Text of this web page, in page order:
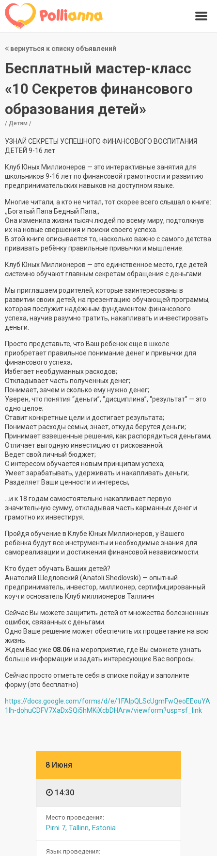
вернуться к списку объявлений
Бесплатный мастер-класс
«10 Секретов финансового
образования детей»
/ Детям /
УЗНАЙ СЕКРЕТЫ УСПЕШНОГО ФИНАНСОВОГО ВОСПИТАНИЯ
ДЕТЕЙ 9-16 лет
Клуб Юных Миллионеров — это интерактивные занятия для
школьников 9-16 лет по финансовой грамотности и развитию
предпринимательских навыков на доступном языке.
Многие читали, а кто не читал, тот скорее всего слышал о книге:
,,Богатый Папа Бедный Папа,,
Она изменила жизни тысяч людей по всему миру, подтолкнув
их на новые свершения и поиски своего успеха.
В этой книге описывается то, насколько важно с самого детства
прививать ребёнку правильные привычки и мышление.
Клуб Юных Миллионеров — это единственное место, где детей
системно обучают главным секретам обращения с деньгами.
Мы приглашаем родителей, которые заинтересованы в
развитии своих детей, на презентацию обучающей программы,
которая послужит надёжным фундаментом финансового
успеха, научив разумно тратить, накапливать и инвестировать
деньги.
Просто представьте, что Ваш ребенок еще в школе
приобретает правильное понимание денег и привычки для
финансового успеха;
Избегает необдуманных расходов;
Откладывает часть полученных денег;
Понимает, зачем и сколько ему нужно денег;
Уверен, что понятия “деньги”, “дисциплина”, “результат” — это
одно целое;
Ставит конкретные цели и достигает результата;
Понимает расходы семьи, знает, откуда берутся деньги;
Принимает взвешенные решения, как распорядиться деньгами;
Отличает выгодную инвестицию от рискованной;
Ведет свой личный бюджет;
С интересом обучается новым принципам успеха;
Умеет зарабатывать, удерживать и накапливать деньги;
Разделяет Ваши ценности и интересы,
…и к 18 годам самостоятельно накапливает первую
значительную сумму, откладывая часть карманных денег и
грамотно их инвестируя.
Пройдя обучение в Клубе Юных Миллионеров, у Вашего
ребёнка будут все инструменты и необходимые знания для
самореализации и достижения финансовой независимости.
Кто будет обучать Ваших детей?
Анатолий Шедловский (Anatoli Shedlovski) — опытный
предприниматель, инвестор, миллионер, сертифицированный
коуч и основатель Клуб миллионеров Таллинн
Сейчас Вы можете защитить детей от множества болезненных
ошибок, связанных с деньгами.
Одно Ваше решение может обеспечить их процветание на всю
жизнь.
Ждём Вас уже 08.06на мероприятие, где Вы сможете узнать
больше информации и задать интересующие Вас вопросы.
Сейчас просто отметьте себя в списке пойду и заполните
форму:(это бесплатно)
https://docs.google.com/forms/d/e/1FAIpQLScUgmFwQeoEEouYA
1lh-dohuCDFV7XaDxSQi5hMKiXcbDHArw/viewform?usp=sf_link
8 Июня
14:30
Место проведения:
Pirni 7, Tallinn, Estonia
Язык проведения: